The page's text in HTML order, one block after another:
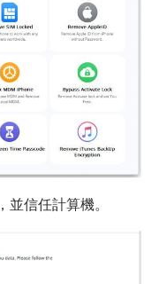
信任計算機。